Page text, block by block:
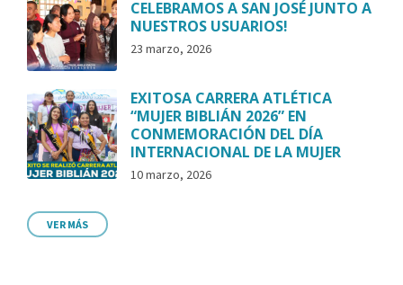
CELEBRAMOS A SAN JOSÉ JUNTO A
NUESTROS USUARIOS!
23 marzo, 2026
EXITOSA CARRERA ATLÉTICA
“MUJER BIBLIÁN 2026” EN
CONMEMORACIÓN DEL DÍA
INTERNACIONAL DE LA MUJER
10 marzo, 2026
VER MÁS